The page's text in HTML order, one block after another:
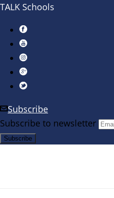
TALK Schools
Subscribe
Subscribe to newsletter